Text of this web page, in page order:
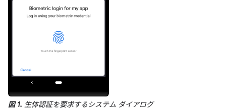
図 1. 生体認証を要求するシステム ダイアログ